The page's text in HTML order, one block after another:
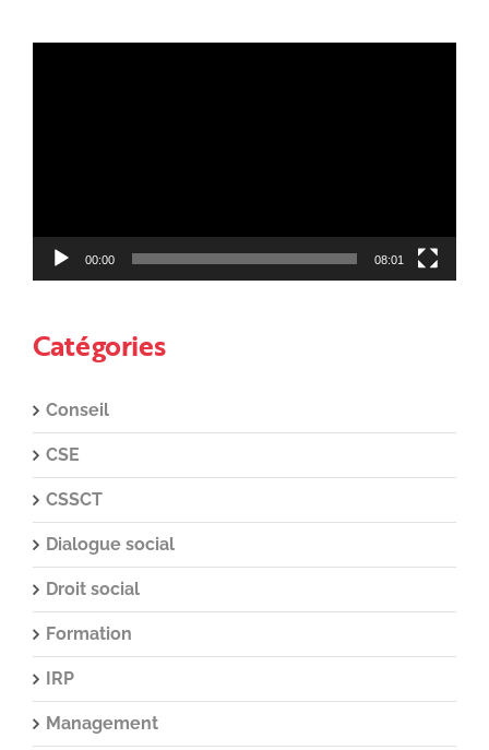
00:00 08:01
Catégories
Conseil
CSE
CSSCT
Dialogue social
Droit social
Formation
IRP
Management